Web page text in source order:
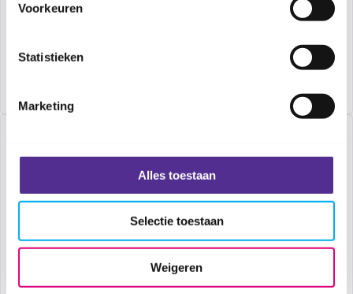
Voorkeuren
Statistieken
Marketing
Alles toestaan
Selectie toestaan
Weigeren
Aanvullend vaccinatiebewijs